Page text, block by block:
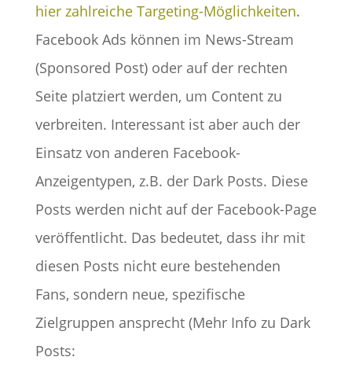
hier zahlreiche Targeting-Möglichkeiten.
Facebook Ads können im News-Stream
(Sponsored Post) oder auf der rechten
Seite platziert werden, um Content zu
verbreiten. Interessant ist aber auch der
Einsatz von anderen Facebook-
Anzeigentypen, z.B. der Dark Posts. Diese
Posts werden nicht auf der Facebook-Page
veröffentlicht. Das bedeutet, dass ihr mit
diesen Posts nicht eure bestehenden
Fans, sondern neue, spezifische
Zielgruppen ansprecht (Mehr Info zu Dark
Posts: